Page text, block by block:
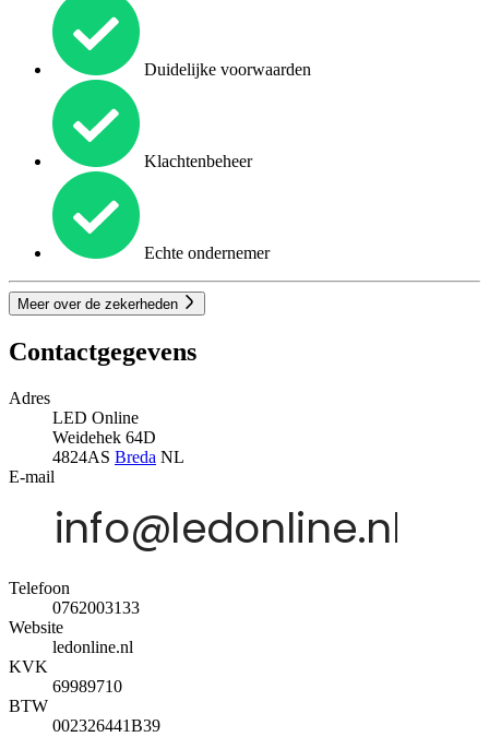
Duidelijke voorwaarden
Klachtenbeheer
Echte ondernemer
Meer over de zekerheden
Contactgegevens
Adres
LED Online
Weidehek 64D
4824AS Breda NL
E-mail
Telefoon
0762003133
Website
ledonline.nl
KVK
69989710
BTW
002326441B39